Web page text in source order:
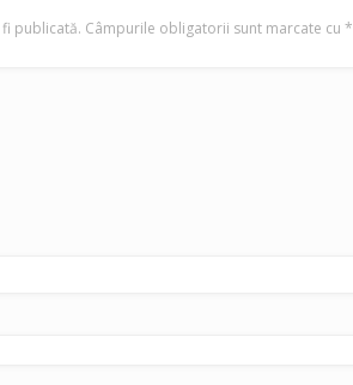
publicată. Câmpurile obligatorii sunt marcate cu*